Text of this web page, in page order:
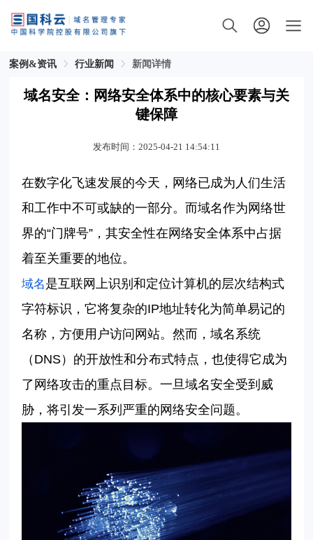
案例&资讯 行业新闻 新闻详情
域名安全：网络安全体系中的核心要素与关
键保障
发布时间：2025-04-21 14:54:11
在数字化飞速发展的今天，网络已成为人们生活
和工作中不可或缺的一部分。而域名作为网络世
界的“门牌号”，其安全性在网络安全体系中占据
着至关重要的地位。
域名是互联网上识别和定位计算机的层次结构式
字符标识，它将复杂的IP地址转化为简单易记的
名称，方便用户访问网站。然而，域名系统
（ DNS）的开放性和分布式特点，也使得它成为
了网络攻击的重点目标。一旦域名安全受到威
胁，将引发一系列严重的网络安全问题。